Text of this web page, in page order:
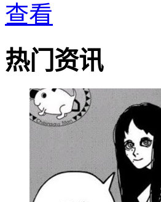
查看
热门资讯